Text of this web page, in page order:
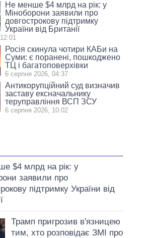
Не менше $4 млрд на рік: у
Міноборони заявили про
довгострокову підтримку
України від Британії
Росія скинула чотири КАБи на
Суми: є поранені, пошкоджено
ТЦ і багатоповерхівки
6 серпня 2026, 04:37
Антикорупційний суд визначив
заставу ексначальнику
теруправління ВСП ЗСУ
6 серпня 2026, 10:02
$4 млрд на рік: у
заявили про
підтримку України від
Трамп пригрозив в'язницею
тим, хто розповідає ЗМІ про